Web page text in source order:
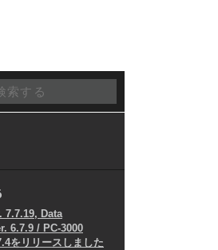
7.7.19, Data
6.7.9 / PC-3000
をリリースしました